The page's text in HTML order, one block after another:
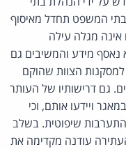
המשפט תחדל מאיסוף
מגלה עילה
נאסף מידע והמשיבים גם
הצוות שהוקם
גם דרישותיו של העותר
ויידעו אותם, וכי
שיפוטית. בשלב
עודנה מקדימה את